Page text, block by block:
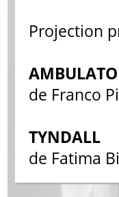
Projection
de Franco
TYNDALL
de Fatima